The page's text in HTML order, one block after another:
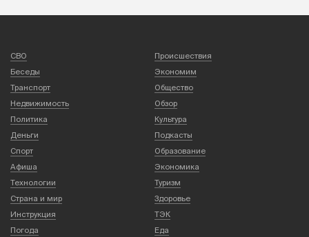
СВО
Происшествия
Беседы
Экономим
Транспорт
Общество
Недвижимость
Обзор
Политика
Культура
Деньги
Подкасты
Спорт
Образование
Афиша
Экономика
Технологии
Туризм
Страна и мир
Здоровье
Инструкция
ТЭК
Погода
Еда